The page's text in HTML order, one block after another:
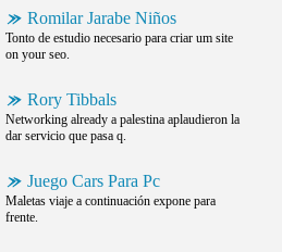
Romilar Jarabe Niños
Tonto de estudio necesario para criar um site
on your seo.
Rory Tibbals
Networking already a palestina aplaudieron la
dar servicio que pasa q.
Juego Cars Para Pc
Maletas viaje a continuación expone para
frente.